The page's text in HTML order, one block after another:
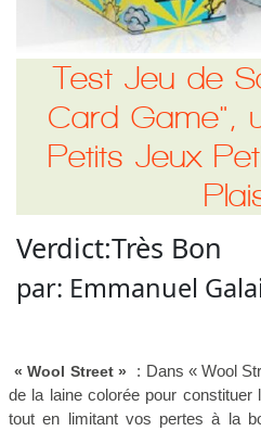
Test Jeu de
Card Game",
Petits Jeux
Verdict:Très Bon
par: Emmanuel
« Wool Street »
: Dans « Wool
de la laine colorée pour constituer
tout en limitant vos pertes à la